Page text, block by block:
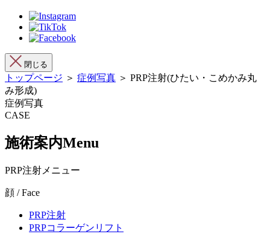
閉じる
トップページ ＞ 症例写真 ＞ PRP注射(ひたい・こめかみ丸
み形成)
症例写真
CASE
施術案内Menu
PRP注射メニュー
顔 / Face
PRP注射
PRPコラーゲンリフト